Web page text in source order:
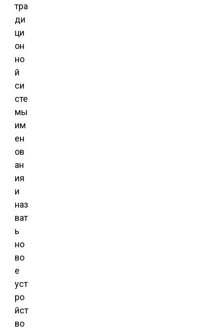
тра
ди
ци
он
но
й
си
сте
мы
им
ен
ов
ан
ия
и
наз
ват
ь
но
во
е
уст
ро
йст
во